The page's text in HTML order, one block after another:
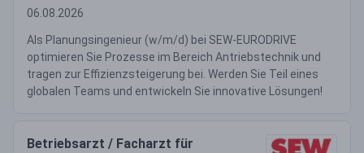
06.08.2026
Als Planungsingenieur (w/m/d) bei SEW-EURODRIVE
optimieren Sie Prozesse im Bereich Antriebstechnik und
tragen zur Effizienzsteigerung bei. Werden Sie Teil eines
globalen Teams und entwickeln Sie innovative Lösungen!
Betriebsarzt / Facharzt für